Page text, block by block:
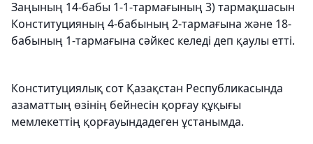
Заңының 14-бабы 1-1-тармағының 3) тармақшасын
Конституцияның 4-бабының 2-тармағына және 18-
бабының 1-тармағына сәйкес келеді деп қаулы етті.
Конституциялық сот Қазақстан Республикасында
азаматтың өзінің бейнесін қорғау құқығы
мемлекеттің қорғауындадеген ұстанымда.